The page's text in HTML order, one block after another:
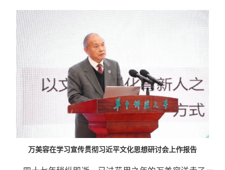
万美容在学习宣传贯彻习近平文化思想研讨会上作报告